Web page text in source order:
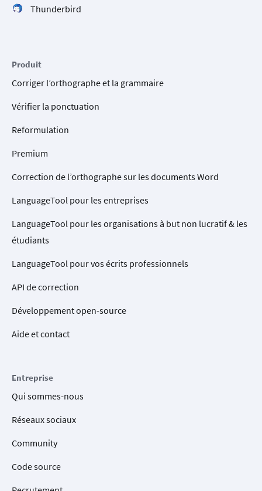
Thunderbird
Produit
Corriger l’orthographe et la grammaire
Vérifier la ponctuation
Reformulation
Premium
Correction de l’orthographe sur les documents Word
LanguageTool pour les entreprises
LanguageTool pour les organisations à but non lucratif & les
étudiants
LanguageTool pour vos écrits professionnels
API de correction
Développement open-source
Aide et contact
Entreprise
Qui sommes-nous
Réseaux sociaux
Community
Code source